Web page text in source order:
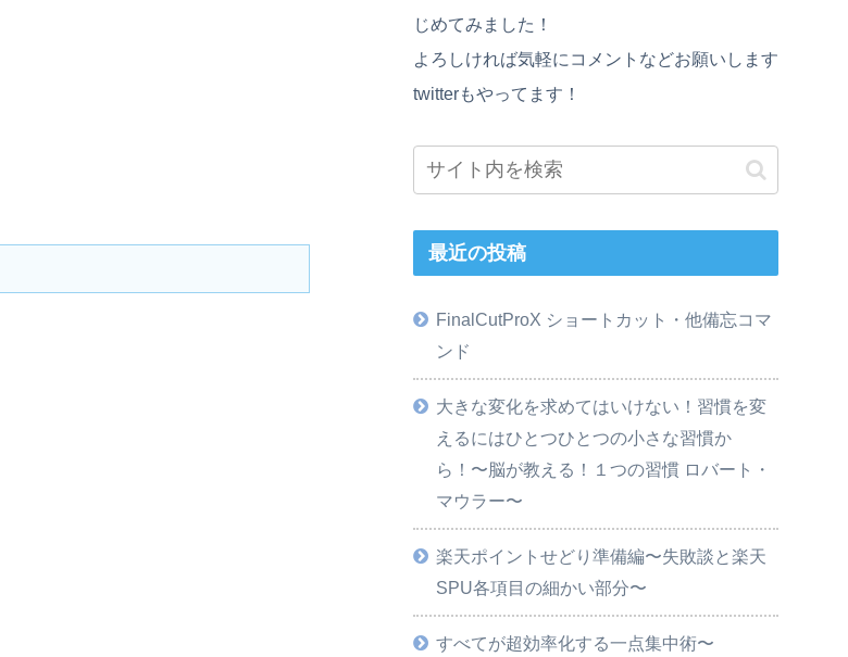
じめてみました！
よろしければ気軽にコメントなどお願いします
twitterもやってます！
最近の投稿
FinalCutProX ショートカット・他備忘コマ
ンド
大きな変化を求めてはいけない！習慣を変
えるにはひとつひとつの小さな習慣か
ら！〜脳が教える！１つの習慣 ロバート・
マウラー〜
楽天ポイントせどり準備編〜失敗談と楽天
SPU各項目の細かい部分〜
すべてが超効率化する一点集中術〜